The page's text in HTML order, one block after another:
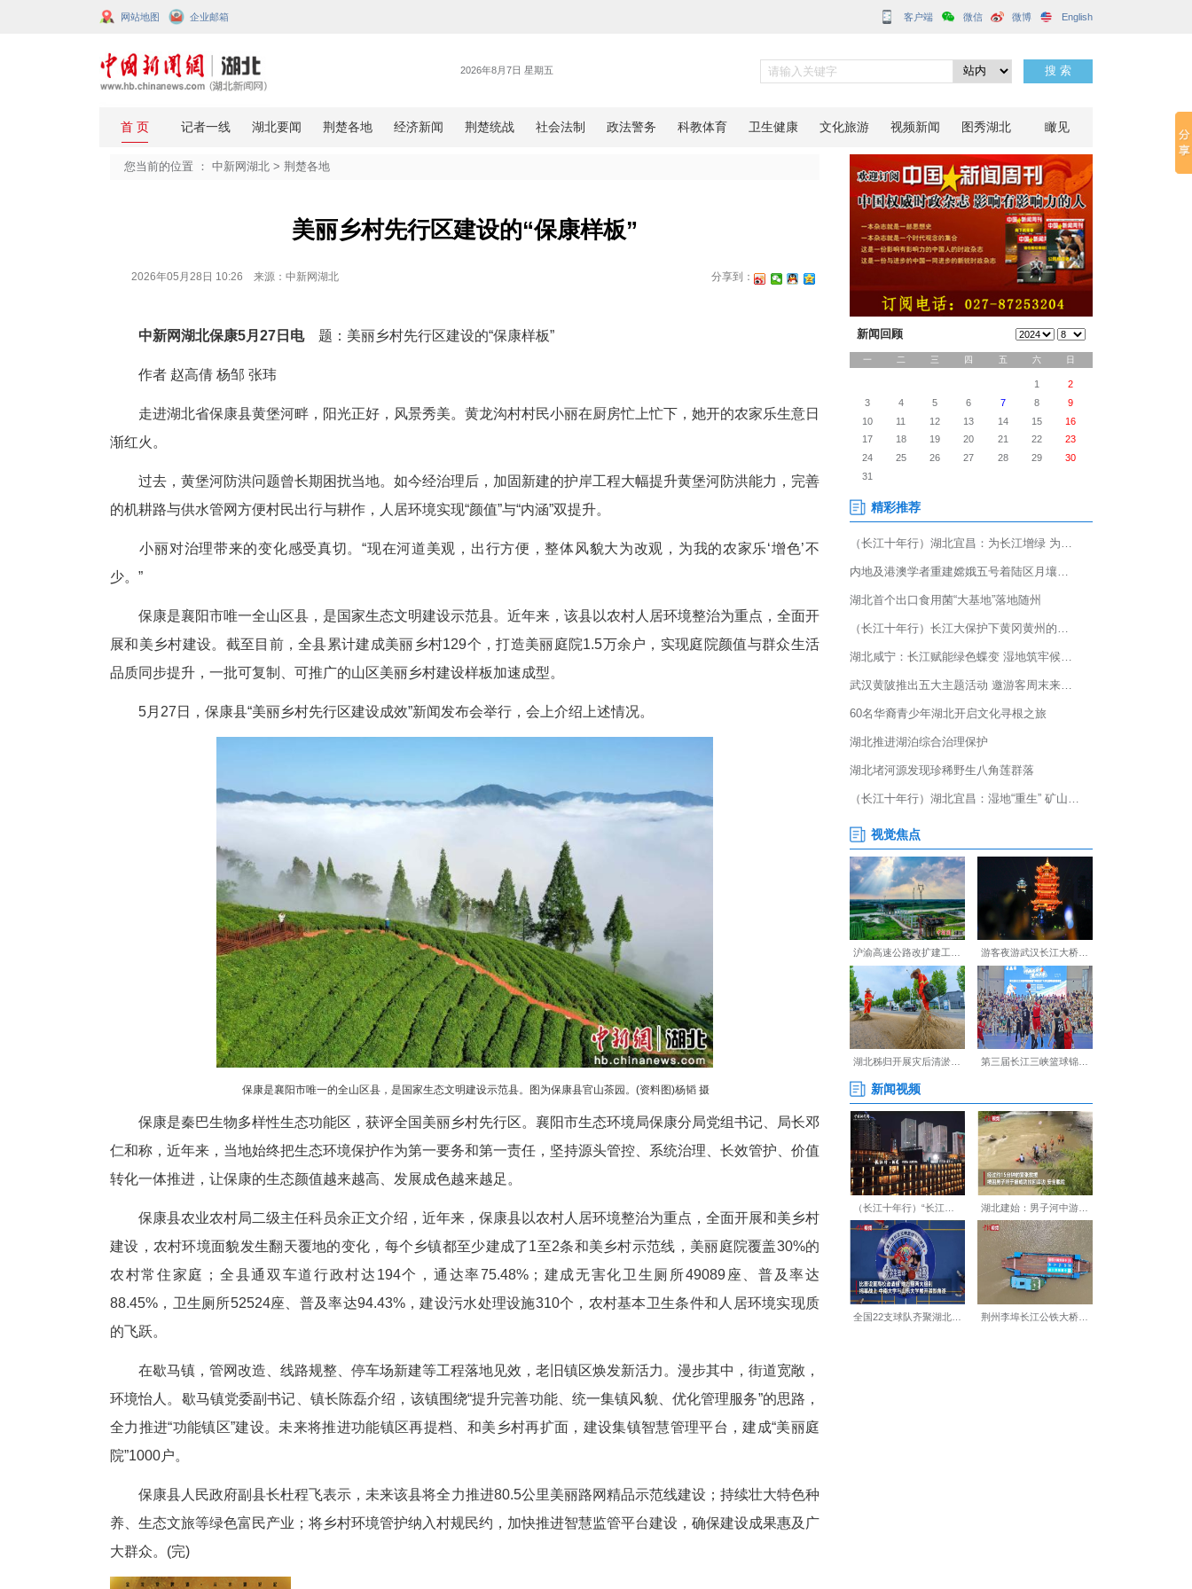
网站地图
美丽乡村先行区建设的“保康样板”
2026年05月28日 10:26 来源：中新网湖北
中新网湖北保康5月27日电 题：美丽乡村先行区建设的“保康样板”
走进湖北省保康县黄堡河畔，阳光正好，风景秀美。黄龙沟村村民小丽在厨房忙上忙下，她开的农家乐生意日
渐红火。
过去，黄堡河防洪问题曾长期困扰当地。如今经治理后，加固新建的护岸工程大幅提升黄堡河防洪能力，完善
的机耕路与供水管网方便村民出行与耕作，人居环境实现“颜值”与“内涵”双提升。
小丽对治理带来的变化感受真切。“现在河道美观，出行方便，整体风貌大为改观，为我的农家乐‘增色’不
少。”
保康是襄阳市唯一全山区县，是国家生态文明建设示范县。近年来，该县以农村人居环境整治为重点，全面开
展和美乡村建设。截至目前，全县累计建成美丽乡村129个，打造美丽庭院1.5万余户，实现庭院颜值与群众生活
品质同步提升，一批可复制、可推广的山区美丽乡村建设样板加速成型。
5月27日，保康县“美丽乡村先行区建设成效”新闻发布会举行，会上介绍上述情况。
保康是襄阳市唯一的全山区县，是国家生态文明建设示范县。图为保康县官山茶园。(资料图)杨韬 摄
保康是秦巴生物多样性生态功能区，获评全国美丽乡村先行区。襄阳市生态环境局保康分局党组书记、局长邓
仁和称，近年来，当地始终把生态环境保护作为第一要务和第一责任，坚持源头管控、系统治理、长效管护、价值
保康县农业农村局二级主任科员余正文介绍，近年来，保康县以农村人居环境整治为重点，全面开展和美乡村
建设，农村环境面貌发生翻天覆地的变化，每个乡镇都至少建成了1至2条和美乡村示范线，美丽庭院覆盖30%的